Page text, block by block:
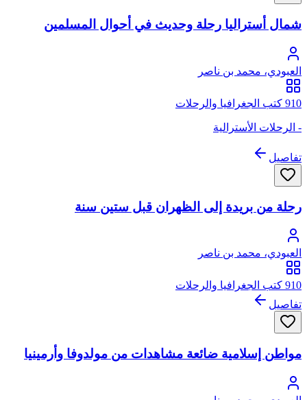
شمال أستراليا رحلة وحديث في أحوال المسلمين
العبودي، محمد بن ناصر
910 كتب الجغرافيا والرحلات
- الرحلات الأسترالية
تفاصيل
رحلة من بريدة إلى الظهران قبل ستين سنة
العبودي، محمد بن ناصر
910 كتب الجغرافيا والرحلات
تفاصيل
مواطن إسلامية ضائعة مشاهدات من مولدوفا وأرمينيا